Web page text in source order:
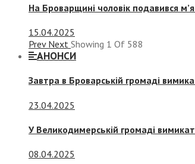
На Броварщині чоловік подавився
15.04.2025
Prev Next Showing 1 Of 588
АНОНСИ
Завтра в Броварській громаді
23.04.2025
У Великодимерській громаді
08.04.2025